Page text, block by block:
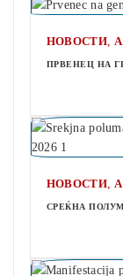
НОВОСТИ,
ПРВЕНЕЦ НА
НОВОСТИ,
СРЕЌНА